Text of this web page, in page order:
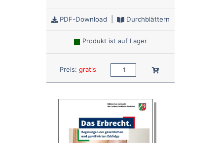
PDF-Download Durchblättern
Produkt ist auf Lager
Preis: gratis Anzahl: In den Warenkorb